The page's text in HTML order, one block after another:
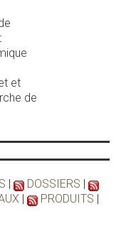
et
de
| DOSSIERS |
| PRODUITS |